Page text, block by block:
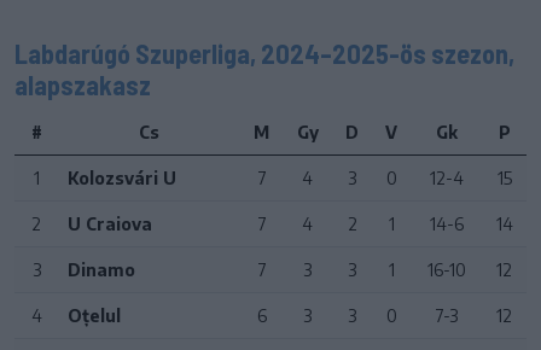
Labdarúgó Szuperliga, 2024–2025-ös szezon,
alapszakasz
# Cs M Gy D V Gk P
1 Kolozsvári U 7 4 3 0 12-4 15
2 U Craiova 7 4 2 1 14-6 14
3 Dinamo 7 3 3 1 16-10 12
4 Oțelul 6 3 3 0 7-3 12